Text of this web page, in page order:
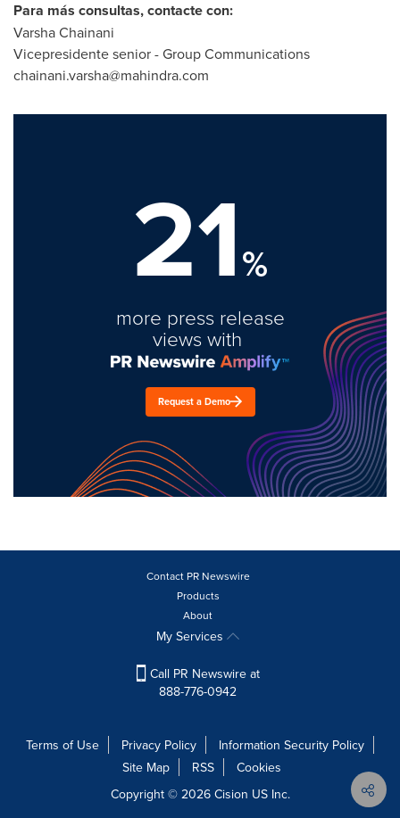
Para más consultas, contacte con:
Varsha Chainani
Vicepresidente senior - Group Communications
chainani.varsha@mahindra.com
21%
more press release
views with
Request a Demo
Contact PR Newswire
Products
About
My Services
Call PR Newswire at
888-776-0942
Terms of Use Privacy Policy
Information Security Policy
Site Map
RSS
Cookies
Copyright © 2026 Cision US Inc.